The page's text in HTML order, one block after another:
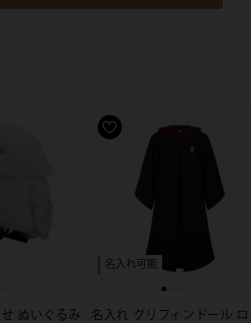
ぬいぐるみ
名入れ可能
名入れ グリフィンドール